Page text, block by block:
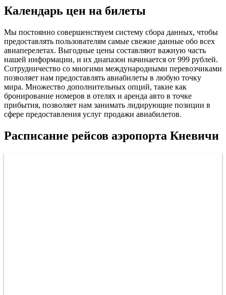
Календарь цен на билеты
Мы постоянно совершенствуем систему сбора данных, чтобы
предоставлять пользователям самые свежие данные обо всех
авиаперелетах. Выгодные цены составляют важную часть
нашей информации, и их диапазон начинается от 999 рублей.
Сотрудничество со многими международными перевозчиками
позволяет нам предоставлять авиабилеты в любую точку
мира. Множество дополнительных опций, такие как
бронирование номеров в отелях и аренда авто в точке
прибытия, позволяет нам занимать лидирующие позиции в
сфере предоставления услуг продажи авиабилетов.
Расписание рейсов аэропорта Кневичи